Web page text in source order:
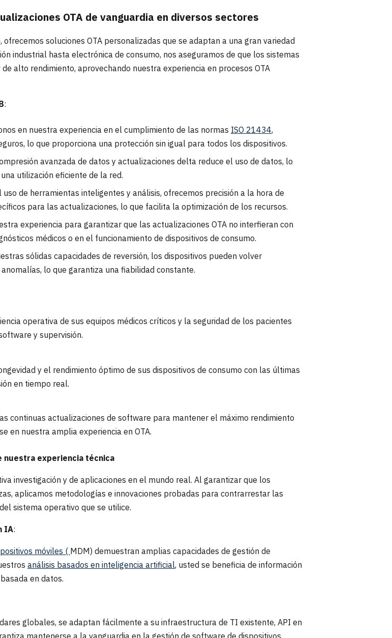
OTA de vanguardia en diversos sectores
soluciones OTA personalizadas que se adaptan a una gran variedad
industrial hasta electrónica de consumo, nos aseguramos de que los sistemas
alto rendimiento, aprovechando nuestra experiencia en procesos OTA
:
en nuestra experiencia en el cumplimiento de las normas ISO 21434,
lo que proporciona una protección sin igual para todos los dispositivos.
avanzada de datos y actualizaciones delta reduce el uso de datos, lo
utilización eficiente de la red.
uso de herramientas inteligentes y análisis, ofrecemos precisión a la hora de
para las actualizaciones, lo que facilita la optimización de los recursos.
experiencia para garantizar que las actualizaciones OTA no interfieran con
médicos o en el funcionamiento de dispositivos de consumo.
sólidas capacidades de reversión, los dispositivos pueden volver
lo que garantiza una fiabilidad constante.
operativa de sus equipos médicos críticos y la seguridad de los pacientes
y supervisión.
y el rendimiento óptimo de sus dispositivos de consumo con las últimas
en tiempo real.
continuas actualizaciones de software para mantener el máximo rendimiento
en nuestra amplia experiencia en OTA.
nuestra experiencia técnica
investigación y de aplicaciones en el mundo real. Al garantizar que los
aplicamos metodologías e innovaciones probadas para contrarrestar las
sistema operativo que se utilice.
IA:
móviles ( MDM) demuestran amplias capacidades de gestión de
análisis basados en inteligencia artificial, usted se beneficia de información
en datos.
globales, se adaptan fácilmente a su infraestructura de TI existente, API en